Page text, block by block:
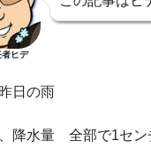
者ヒデ
日の雨
降水量 全部で1セン